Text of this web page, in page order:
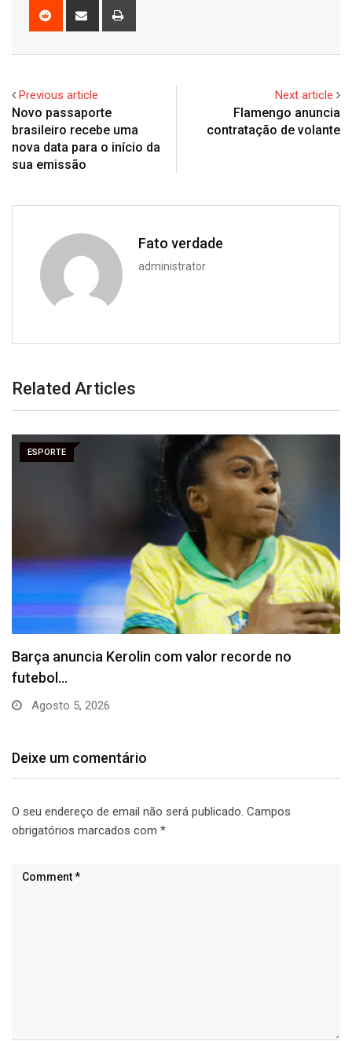
Reddit
Share
Previous article
Novo passaporte
brasileiro recebe uma
nova data para o início da
sua emissão
Next article
Flamengo anuncia
contratação de volante
Fato verdade
administrator
Related Articles
ESPORTE
Vitória puxa histórico de Abel e questiona
declaração…
Julho 31, 2026
Deixe um comentário
O seu endereço de email não será publicado. Campos
obrigatórios marcados com *